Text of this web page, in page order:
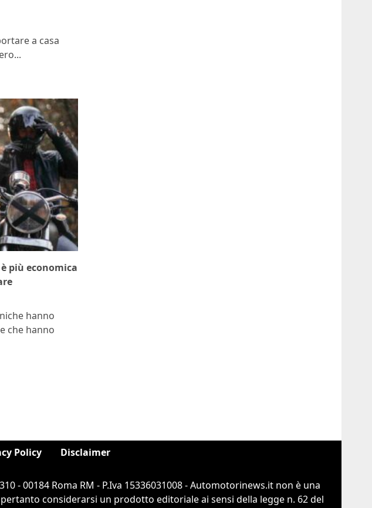
a casa
più economica
hanno
che hanno
Policy Disclaimer
- 00184 Roma RM - P.Iva 15336031008 - Automotorinews.it non è una
considerarsi un prodotto editoriale ai sensi della legge n. 62 del